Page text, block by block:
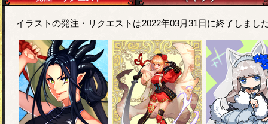
イラストの発注・リクエストは2022年03月31日に終了しまし